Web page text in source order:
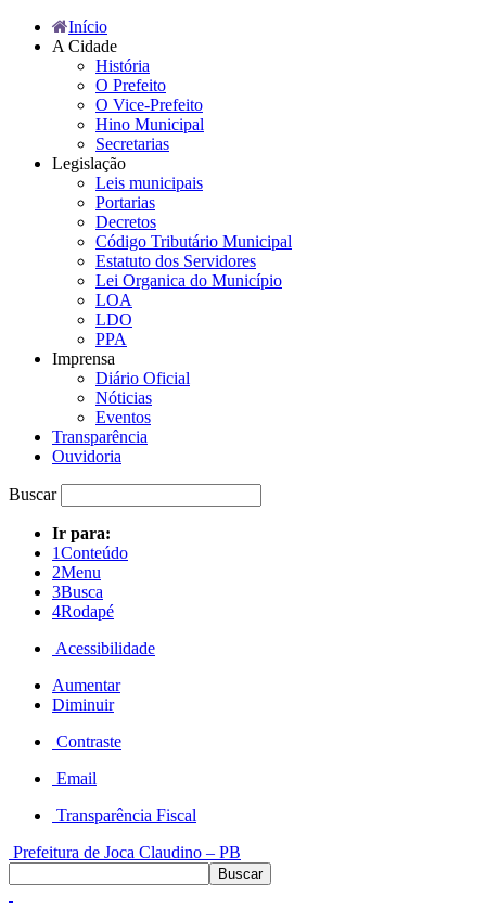
Início
A Cidade
História
O Prefeito
O Vice-Prefeito
Hino Municipal
Secretarias
Legislação
Leis municipais
Portarias
Decretos
Código Tributário Municipal
Estatuto dos Servidores
Lei Organica do Município
LOA
LDO
PPA
Imprensa
Diário Oficial
Nóticias
Eventos
Transparência
Ouvidoria
Buscar
Ir para:
1Conteúdo
2Menu
3Busca
4Rodapé
Acessibilidade
Aumentar
Diminuir
Contraste
Email
Transparência Fiscal
Prefeitura de Joca Claudino – PB